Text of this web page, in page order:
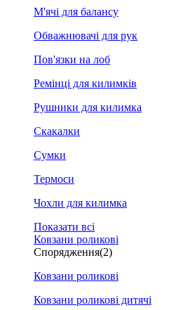
М'ячі для балансу
Обважнювачі для рук
Пов'язки на лоб
Ремінці для килимків
Рушники для килимка
Скакалки
Сумки
Термоси
Чохли для килимка
Показати всі
Ковзани роликові
Спорядження(2)
Ковзани роликові
Ковзани роликові дитячі